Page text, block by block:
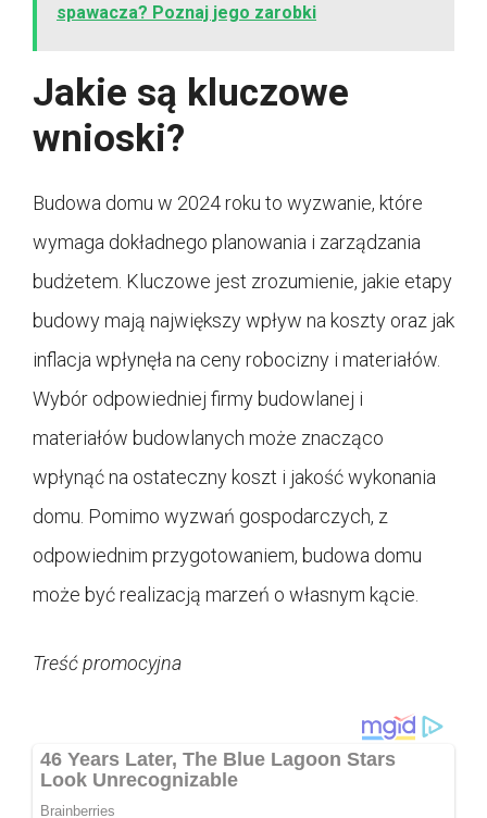
spawacza? Poznaj jego zarobki
Jakie są kluczowe
wnioski?
Budowa domu w 2024 roku to wyzwanie, które
wymaga dokładnego planowania i zarządzania
budżetem. Kluczowe jest zrozumienie, jakie etapy
budowy mają największy wpływ na koszty oraz jak
inflacja wpłynęła na ceny robocizny i materiałów.
Wybór odpowiedniej firmy budowlanej i
materiałów budowlanych może znacząco
wpłynąć na ostateczny koszt i jakość wykonania
domu. Pomimo wyzwań gospodarczych, z
odpowiednim przygotowaniem, budowa domu
może być realizacją marzeń o własnym kącie.
Treść promocyjna